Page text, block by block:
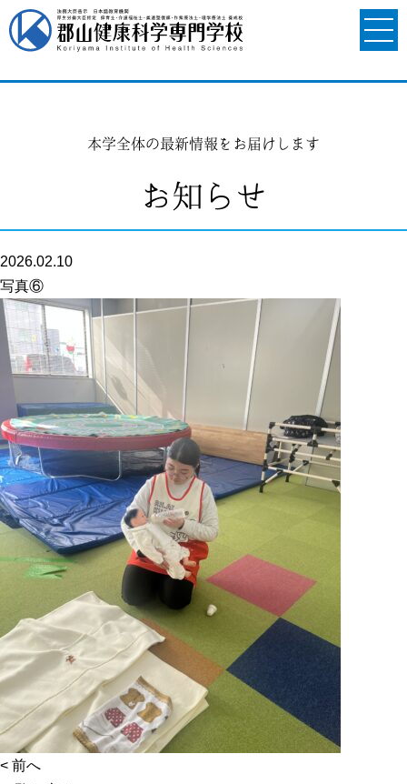
本学全体の最新情報をお届けします
お知らせ
2026.02.10
写真⑥
< 前へ